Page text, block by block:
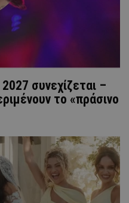
συνεχίζεται –
το «πράσινο